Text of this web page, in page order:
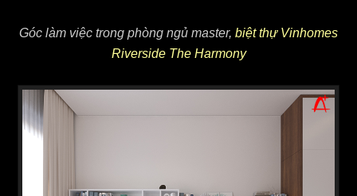
Góc làm việc trong phòng ngủ master, biệt thự Vinhomes
Riverside The Harmony